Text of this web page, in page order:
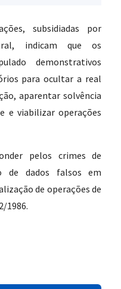
subsidiadas por
indicam que os
demonstrativos
para ocultar a real
aparentar solvência
e viabilizar operações
pelos crimes de
de dados falsos em
de operações de
1986.